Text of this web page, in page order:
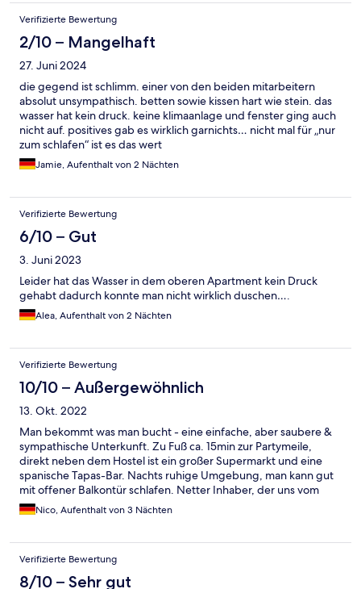
for a few hours to lie our heads somewhere near the airport.
Extremely dangerous of this man to use customer information
for personal use and we will be filing a report to the local police.
He needs to apologise for this behaviour and this hotel shouldn’t
even be allowed to be running. I had to block him also as he
decided to message me too, probably in hopes of getting a
response from my friend and deleted many messages. Please
report this property as my friend is scared as this man obviously
has all our information. He will probably read this review and if
he does it would be in his best interest to get rid of that info and
never try to contact us again.
Verifizierte Bewertung
2/10 – Mangelhaft
27. Juni 2024
die gegend ist schlimm. einer von den beiden mitarbeitern
absolut unsympathisch. betten sowie kissen hart wie stein. das
wasser hat kein druck. keine klimaanlage und fenster ging auch
nicht auf. positives gab es wirklich garnichts… nicht mal für „nur
zum schlafen“ ist es das wert
Jamie, Aufenthalt von 2 Nächten
Verifizierte Bewertung
6/10 – Gut
3. Juni 2023
Leider hat das Wasser in dem oberen Apartment kein Druck
gehabt dadurch konnte man nicht wirklich duschen….
Alea, Aufenthalt von 2 Nächten
Verifizierte Bewertung
10/10 – Außergewöhnlich
13. Okt. 2022
Man bekommt was man bucht - eine einfache, aber saubere &
sympathische Unterkunft. Zu Fuß ca. 15min zur Partymeile,
direkt neben dem Hostel ist ein großer Supermarkt und eine
spanische Tapas-Bar. Nachts ruhige Umgebung, man kann gut
mit offener Balkontür schlafen. Netter Inhaber, der uns vom
Flughafen abgeholt hat und bei der Abreise schon früh am
Morgen wieder hingefahren hat. ¡Gracias! Falls ich nochmal zum
sowieso nur nachts zum Schlafen im Hostel und dafür taugt es
sehr gut. Ein paar Renovierungsarbeiten wären angebracht.
Insgesamt 4,5/5
Nico, Aufenthalt von 3 Nächten
Verifizierte Bewertung
8/10 – Sehr gut